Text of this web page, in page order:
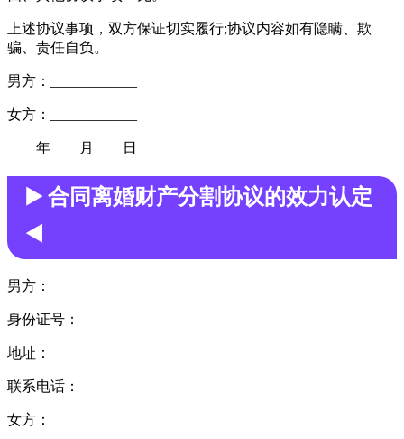
上述协议事项，双方保证切实履行;协议内容如有隐瞒、欺
骗、责任自负。
男方：____________
女方：____________
____年____月____日
▶️ 合同离婚财产分割协议的效力认定
◀️
男方：
身份证号：
地址：
联系电话：
女方：